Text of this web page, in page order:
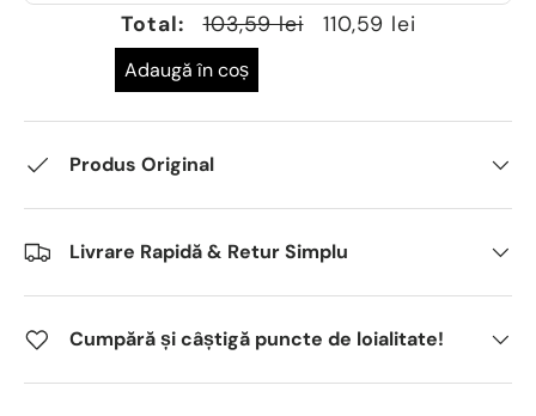
Total: 103,59 lei 110,59 lei
Adaugă în coș
Produs Original
Livrare Rapidă & Retur Simplu
Cumpără și câștigă puncte de loialitate!